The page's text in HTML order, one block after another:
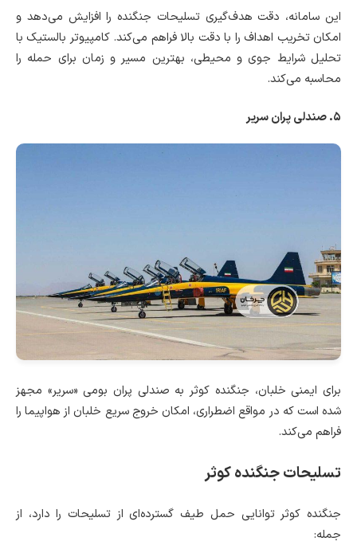
این سامانه، دقت هدف‌گیری تسلیحات جنگنده را افزایش می‌دهد و
امکان تخریب اهداف را با دقت بالا فراهم می‌کند. کامپیوتر بالستیک با
تحلیل شرایط جوی و محیطی، بهترین مسیر و زمان برای حمله را
محاسبه می‌کند.
۵. صندلی پران سریر
برای ایمنی خلبان، جنگنده کوثر به صندلی پران بومی «سریر» مجهز
شده است که در مواقع اضطراری، امکان خروج سریع خلبان از هواپیما را
فراهم می‌کند.
تسلیحات جنگنده کوثر
جنگنده کوثر توانایی حمل طیف گسترده‌ای از تسلیحات را دارد، از
جمله: